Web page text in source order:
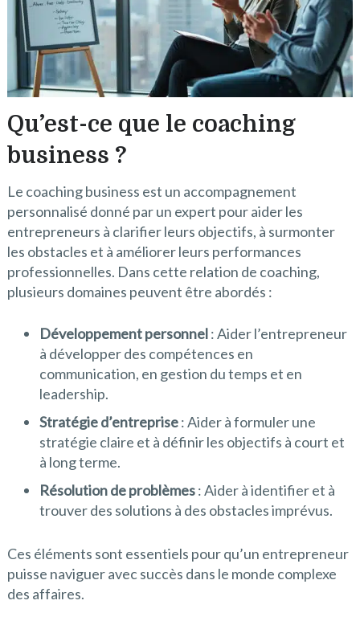
Qu’est-ce que le coaching
business ?
Le coaching business est un accompagnement
personnalisé donné par un expert pour aider les
entrepreneurs à clarifier leurs objectifs, à surmonter
les obstacles et à améliorer leurs performances
professionnelles. Dans cette relation de coaching,
plusieurs domaines peuvent être abordés :
Développement personnel: Aider l’entrepreneur
à développer des compétences en
communication, en gestion du temps et en
leadership.
Stratégie d’entreprise: Aider à formuler une
stratégie claire et à définir les objectifs à court et
à long terme.
Résolution de problèmes: Aider à identifier et à
trouver des solutions à des obstacles imprévus.
Ces éléments sont essentiels pour qu’un entrepreneur
puisse naviguer avec succès dans le monde complexe
des affaires.